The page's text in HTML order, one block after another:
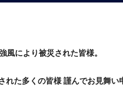
風により被災された皆様。
れた多くの皆様 謹んでお見舞い